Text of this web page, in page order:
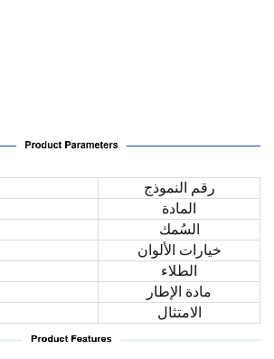
رقم النموذج
المادة
السُمك
خيارات الألوان
الطلاء
مادة الإطار
الامتثال